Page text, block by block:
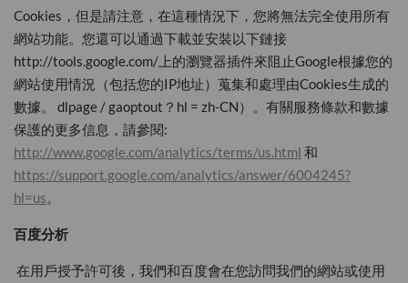
Cookies，但是請注意，在這種情況下，您將無法完全使用所有
網站功能。您還可以通過下載並安裝以下鏈接
http://tools.google.com/上的瀏覽器插件來阻止Google根據您的
網站使用情況（包括您的IP地址）蒐集和處理由Cookies生成的
數據。 dlpage / gaoptout？hl = zh-CN）。有關服務條款和數據
保護的更多信息，請參閱:
http://www.google.com/analytics/terms/us.html 和
https://support.google.com/analytics/answer/6004245?
hl=us。
百度分析
在用戶授予許可後，我們和百度會在您訪問我們的網站或使用